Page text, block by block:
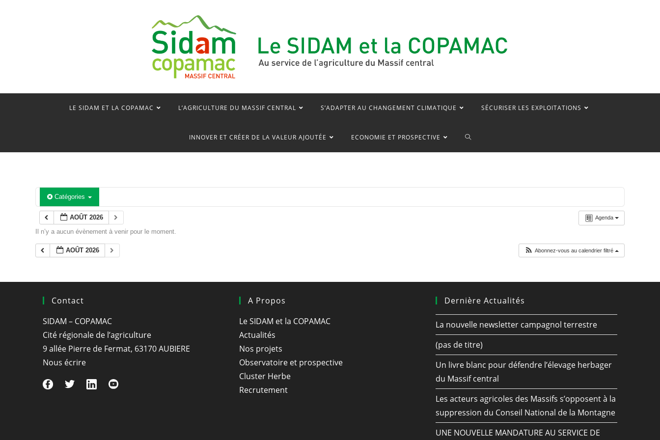
LE SIDAM ET LA COPAMAC L’AGRICULTURE DU MASSIF CENTRAL S’ADAPTER AU CHANGEMENT CLIMATIQUE SÉCURISER LES EXPLOITATIONS
INNOVER ET CRÉER DE LA VALEUR AJOUTÉE ECONOMIE ET PROSPECTIVE TOGGLE
Catégories
Agenda
AOÛT 2026
Il n’y a aucun évènement à venir pour le moment.
AOÛT 2026 Abonnez-vous au calendrier filtré
Contact
SIDAM – COPAMAC
Cité régionale de l’agriculture
9 allée Pierre de Fermat, 63170 AUBIERE
Nous écrire
A Propos
Le SIDAM et la COPAMAC
Actualités
Nos projets
Observatoire et prospective
Cluster Herbe
Recrutement
Dernière Actualités
La nouvelle newsletter campagnol terrestre
(pas de titre)
Un livre blanc pour défendre l’élevage herbager
du Massif central
Les acteurs agricoles des Massifs s’opposent à la
suppression du Conseil National de la Montagne
UNE NOUVELLE MANDATURE AU SERVICE DE